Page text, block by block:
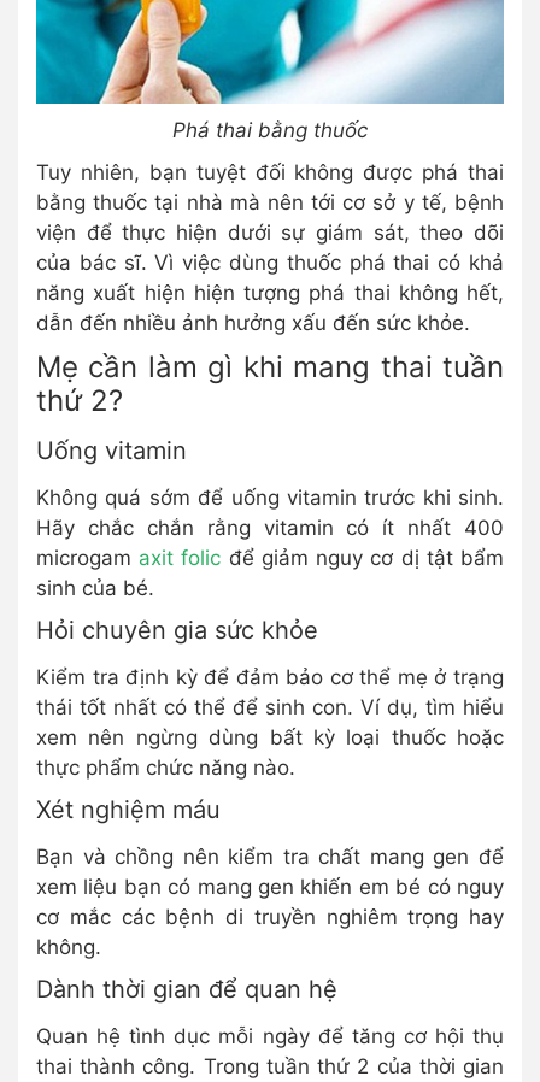
Phá thai bằng thuốc
Tuy nhiên, bạn tuyệt đối không được phá thai
bằng thuốc tại nhà mà nên tới cơ sở y tế, bệnh
viện để thực hiện dưới sự giám sát, theo dõi
của bác sĩ. Vì việc dùng thuốc phá thai có khả
năng xuất hiện hiện tượng phá thai không hết,
dẫn đến nhiều ảnh hưởng xấu đến sức khỏe.
Mẹ cần làm gì khi mang thai tuần
thứ 2?
Uống vitamin
Không quá sớm để uống vitamin trước khi sinh.
Hãy chắc chắn rằng vitamin có ít nhất 400
microgam axit folic để giảm nguy cơ dị tật bẩm
sinh của bé.
Hỏi chuyên gia sức khỏe
Kiểm tra định kỳ để đảm bảo cơ thể mẹ ở trạng
thái tốt nhất có thể để sinh con. Ví dụ, tìm hiểu
xem nên ngừng dùng bất kỳ loại thuốc hoặc
thực phẩm chức năng nào.
Xét nghiệm máu
Bạn và chồng nên kiểm tra chất mang gen để
xem liệu bạn có mang gen khiến em bé có nguy
cơ mắc các bệnh di truyền nghiêm trọng hay
không.
Dành thời gian để quan hệ
Quan hệ tình dục mỗi ngày để tăng cơ hội thụ
thai thành công. Trong tuần thứ 2 của thời gian